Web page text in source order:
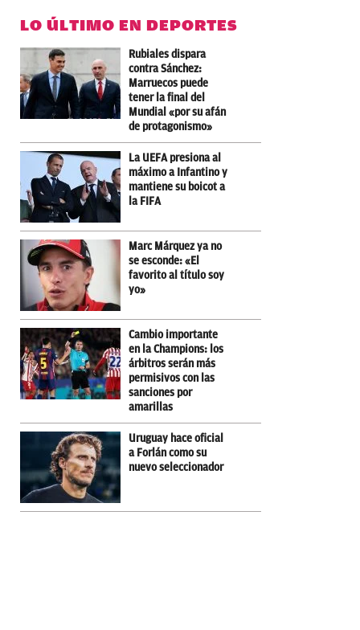
LO ÚLTIMO EN DEPORTES
Rubiales dispara
contra Sánchez:
Marruecos puede
tener la final del
Mundial «por su afán
de protagonismo»
La UEFA presiona al
máximo a Infantino y
mantiene su boicot a
la FIFA
Marc Márquez ya no
se esconde: «El
favorito al título soy
yo»
Cambio importante
en la Champions: los
árbitros serán más
permisivos con las
sanciones por
amarillas
Uruguay hace oficial
a Forlán como su
nuevo seleccionador